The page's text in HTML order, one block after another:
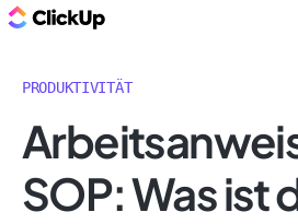
PRODUKTIVITÄT
SOP: Was ist